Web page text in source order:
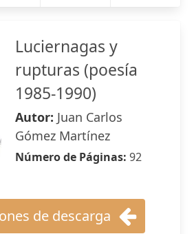
Luciernagas y
rupturas (poesía
1985-1990)
Autor: Juan Carlos
Gómez Martínez
Número de Páginas: 92
de descarga